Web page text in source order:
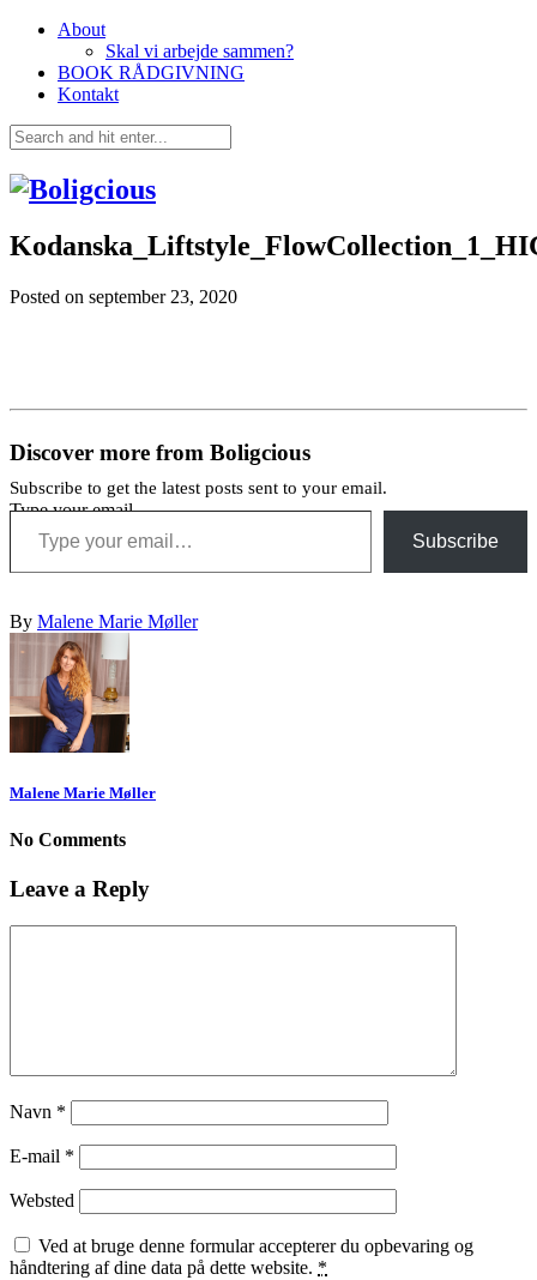
About
Skal vi arbejde sammen?
BOOK RÅDGIVNING
Kontakt
Posted on september 23, 2020
Discover more from Boligcious
Subscribe to get the latest posts sent to your email.
Type your email…
Subscribe
By Malene Marie Møller
Malene Marie Møller
No Comments
Leave a Reply
Navn *
E-mail *
Websted
Ved at bruge denne formular accepterer du opbevaring og
håndtering af dine data på dette website. *